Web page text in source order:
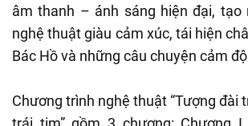
âm thanh – ánh sáng hiện đại, tạo
nghệ thuật giàu cảm xúc, tái hiện
Bác Hồ và những câu chuyện cảm
Chương trình nghệ thuật “Tượng đài